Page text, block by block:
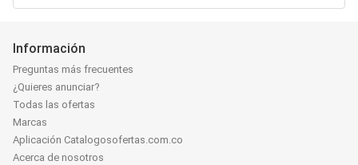
Información
Preguntas más frecuentes
¿Quieres anunciar?
Todas las ofertas
Marcas
Aplicación Catalogosofertas.com.co
Acerca de nosotros